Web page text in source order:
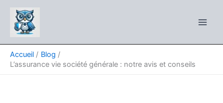
contenu
Accueil
Blog
L’assurance vie société générale : notre avis et conseils